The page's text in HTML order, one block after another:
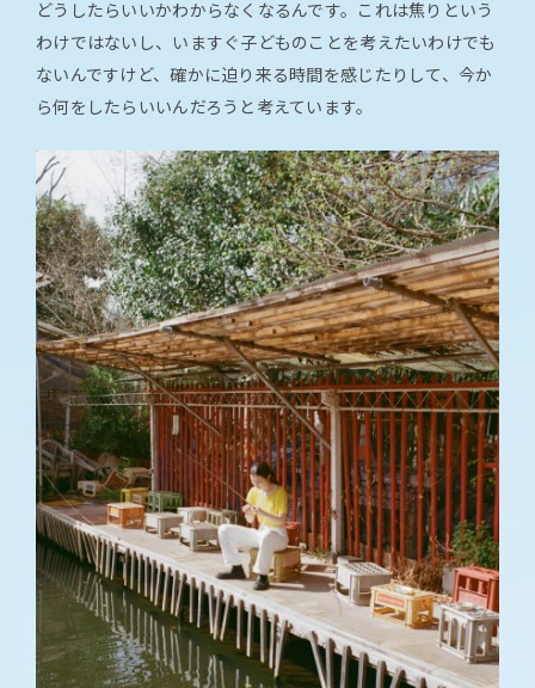
どうしたらいいかわからなくなるんです。これは焦りという
わけではないし、いますぐ子どものことを考えたいわけでも
ないんですけど、確かに迫り来る時間を感じたりして、今か
ら何をしたらいいんだろうと考えています。